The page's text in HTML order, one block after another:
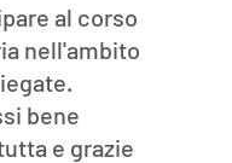
al corso
nell'ambito
bene
e grazie